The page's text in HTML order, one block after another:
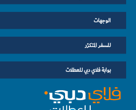
الوجهات
للسفر المتكرّر
بوابة فلاي دبي للعطلات